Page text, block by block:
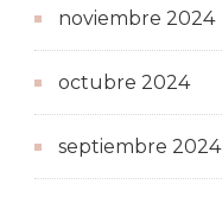
noviembre 2024
octubre 2024
septiembre 2024